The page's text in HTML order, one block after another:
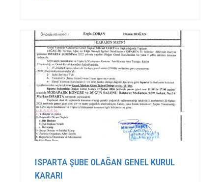
ISPARTA ŞUBE OLAĞAN GENEL KURUL
KARARI